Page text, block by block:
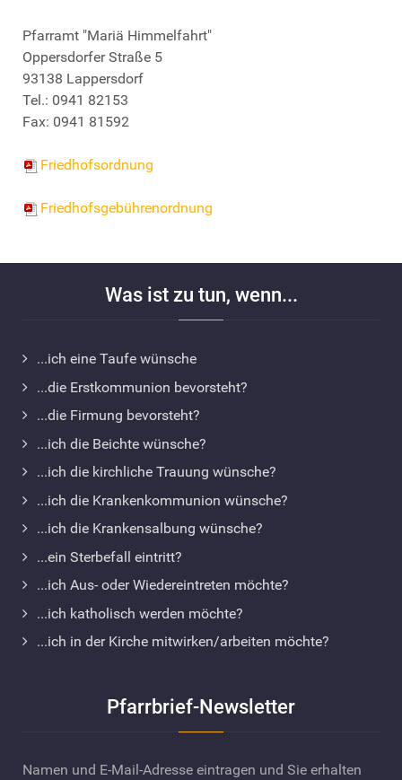
Pfarramt "Mariä Himmelfahrt"
Oppersdorfer Straße 5
93138 Lappersdorf
Tel.: 0941 82153
Fax: 0941 81592
Friedhofsordnung
Friedhofsgebührenordnung
Was ist zu tun, wenn...
...ich eine Taufe wünsche
...die Erstkommunion bevorsteht?
...die Firmung bevorsteht?
...ich die Beichte wünsche?
...ich die kirchliche Trauung wünsche?
...ich die Krankenkommunion wünsche?
...ich die Krankensalbung wünsche?
...ein Sterbefall eintritt?
...ich Aus- oder Wiedereintreten möchte?
...ich katholisch werden möchte?
...ich in der Kirche mitwirken/arbeiten möchte?
Pfarrbrief-Newsletter
Namen und E-Mail-Adresse eintragen und Sie erhalten